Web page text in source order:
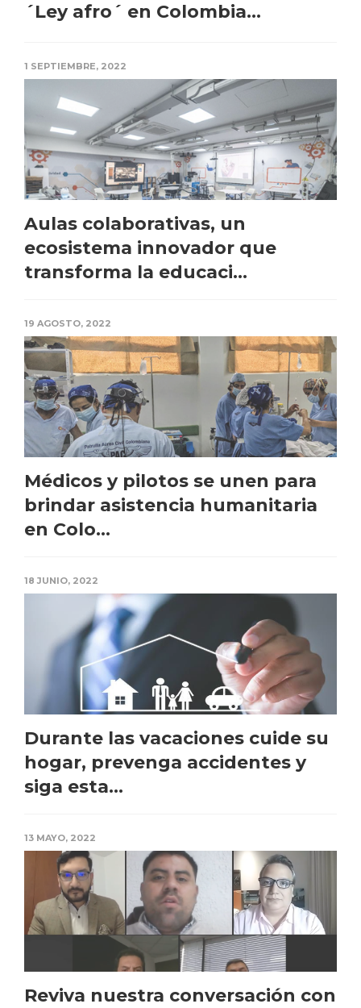
´Ley afro´ en Colombia...
1 SEPTIEMBRE, 2022
Aulas colaborativas, un
ecosistema innovador que
transforma la educaci...
19 AGOSTO, 2022
Médicos y pilotos se unen para
brindar asistencia humanitaria
en Colo...
18 JUNIO, 2022
Durante las vacaciones cuide su
hogar, prevenga accidentes y
siga esta...
13 MAYO, 2022
Reviva nuestra conversación con